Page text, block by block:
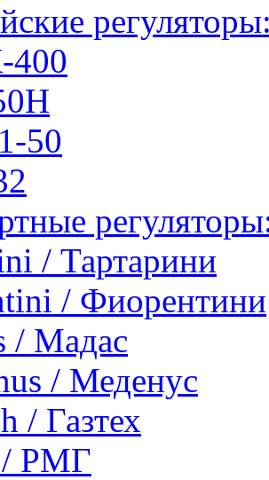
50
/ Тартарини
/ Фиорентини
/ Мадас
/ Меденус
/ Газтех
/ РМГ